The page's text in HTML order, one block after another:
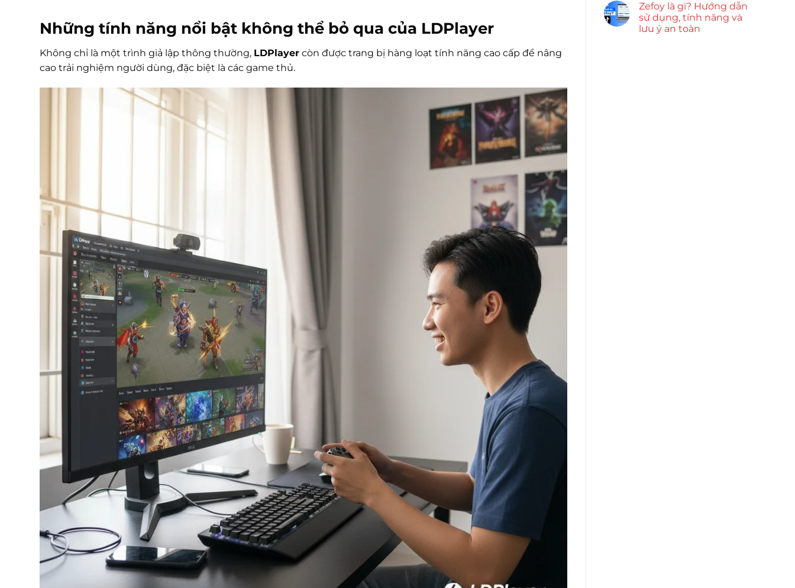
Những tính năng nổi bật không thể bỏ qua của LDPlayer
Không chỉ là một trình giả lập thông thường, LDPlayer còn được trang bị hàng loạt tính năng cao cấp để nâng
cao trải nghiệm người dùng, đặc biệt là các game thủ.
Zefoy là gì? Hướng dẫn
sử dụng, tính năng và
lưu ý an toàn